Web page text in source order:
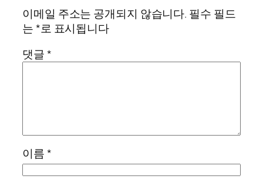
이메일 주소는 공개되지 않습니다. 필수 필드
는*로 표시됩니다
댓글*
이름*